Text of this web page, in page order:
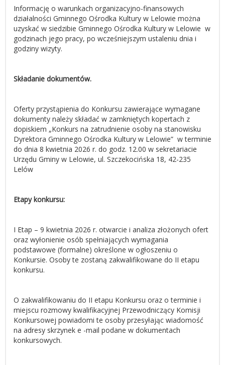
Informację o warunkach organizacyjno-finansowych
działalności Gminnego Ośrodka Kultury w Lelowie można
uzyskać w siedzibie Gminnego Ośrodka Kultury w Lelowie w
godzinach jego pracy, po wcześniejszym ustaleniu dnia i
godziny wizyty.
Składanie dokumentów.
Oferty przystąpienia do Konkursu zawierające wymagane
dokumenty należy składać w zamkniętych kopertach z
dopiskiem „Konkurs na zatrudnienie osoby na stanowisku
Dyrektora Gminnego Ośrodka Kultury w Lelowie” w terminie
do dnia 8 kwietnia 2026 r. do godz. 12.00 w sekretariacie
Urzędu Gminy w Lelowie, ul. Szczekocińska 18, 42-235
Lelów
Etapy konkursu:
I Etap – 9 kwietnia 2026 r. otwarcie i analiza złożonych ofert
oraz wyłonienie osób spełniających wymagania
podstawowe (formalne) określone w ogłoszeniu o
Konkursie. Osoby te zostaną zakwalifikowane do II etapu
konkursu.
O zakwalifikowaniu do II etapu Konkursu oraz o terminie i
miejscu rozmowy kwalifikacyjnej Przewodniczący Komisji
Konkursowej powiadomi te osoby przesyłając wiadomość
na adresy skrzynek e -mail podane w dokumentach
konkursowych.